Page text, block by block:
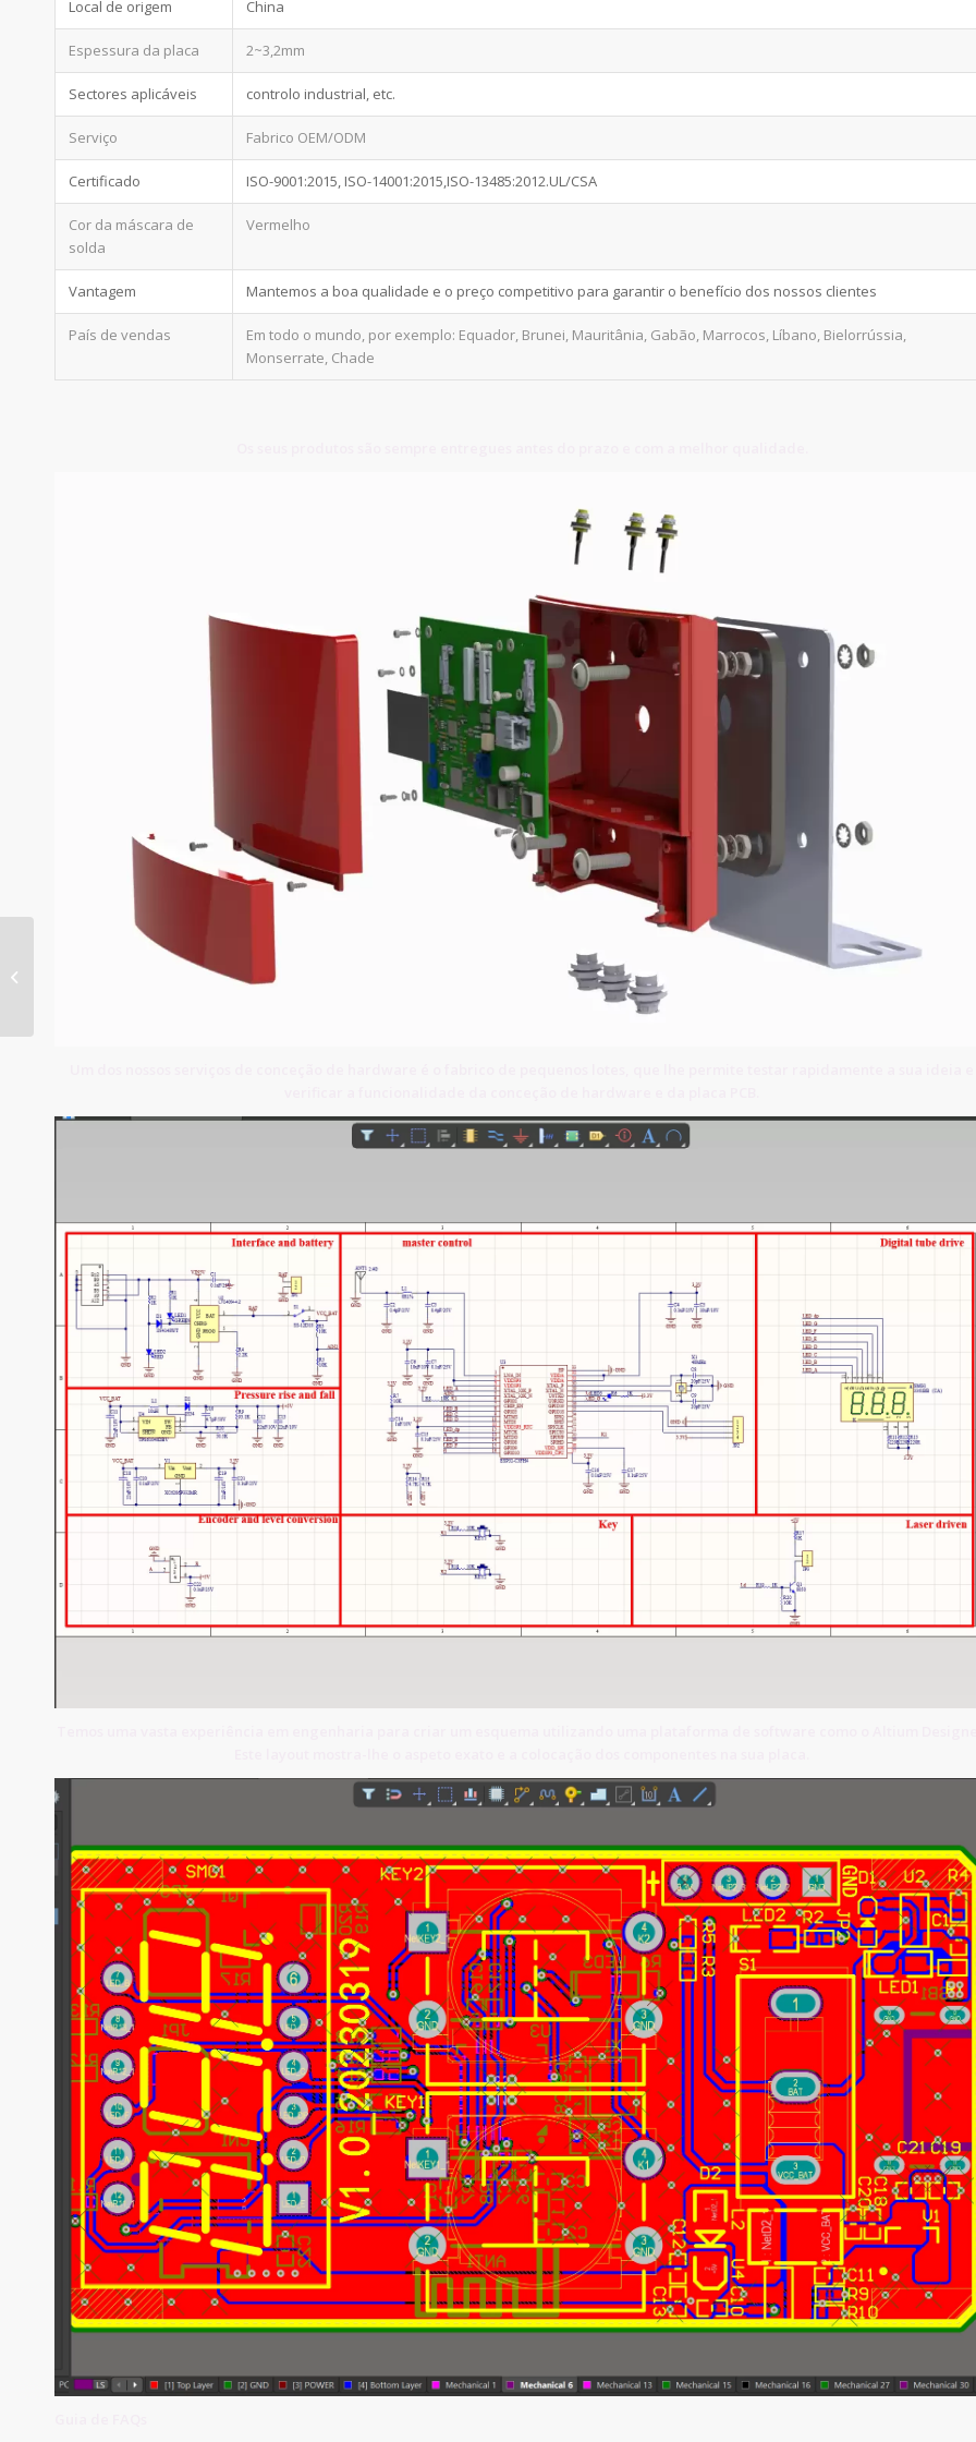
Local de origem China
Espessura da placa 2~3,2mm
Sectores aplicáveis controlo industrial, etc.
Serviço Fabrico OEM/ODM
Certificado ISO-9001:2015, ISO-14001:2015,ISO-13485:2012.UL/CSA
Cor da máscara de
solda
Vermelho
Vantagem Mantemos a boa qualidade e o preço competitivo para garantir o benefício dos nossos clientes
País de vendas
Em todo o mundo, por exemplo: Equador, Brunei, Mauritânia, Gabão, Marrocos, Líbano, Bielorrússia,
Monserrate, Chade
Placas de circuito impresso